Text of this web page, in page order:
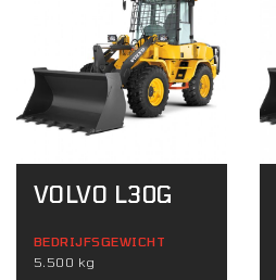
VOLVO L30G
BEDRIJFSGEWICHT
5.500 kg